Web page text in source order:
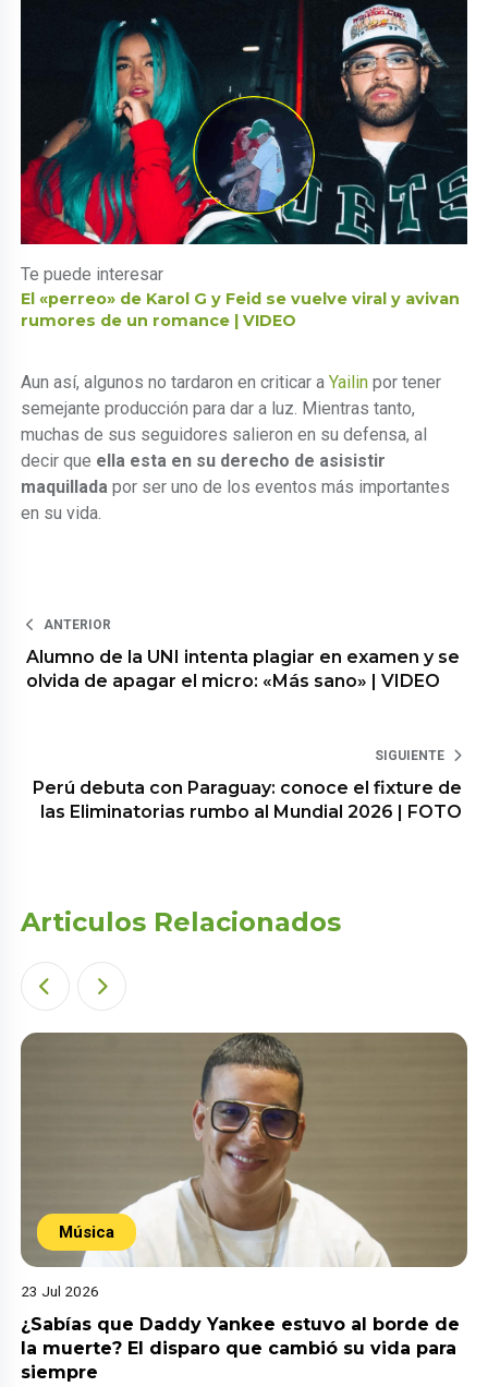
Te puede interesar
El «perreo» de Karol G y Feid se vuelve viral y avivan
rumores de un romance | VIDEO
Aun así, algunos no tardaron en criticar aYailin por tener
semejante producción para dar a luz. Mientras tanto,
muchas de sus seguidores salieron en su defensa, al
decir que ella esta en su derecho de asisistir
maquillada por ser uno de los eventos más importantes
en su vida.
ANTERIOR
Alumno de la UNI intenta plagiar en examen y se
olvida de apagar el micro: «Más sano» | VIDEO
SIGUIENTE
Perú debuta con Paraguay: conoce el fixture de
las Eliminatorias rumbo al Mundial 2026 | FOTO
Articulos Relacionados
Música
23 Jul 2026
¿Sabías que Daddy Yankee estuvo al borde de
la muerte? El disparo que cambió su vida para
siempre